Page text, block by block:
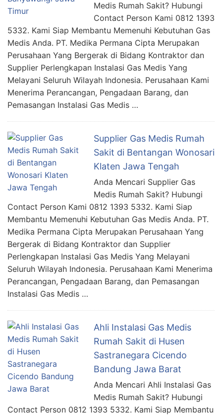
Medis Rumah Sakit? Hubungi
Contact Person Kami 0812 1393
5332. Kami Siap Membantu Memenuhi Kebutuhan Gas
Medis Anda. PT. Medika Permana Cipta Merupakan
Perusahaan Yang Bergerak di Bidang Kontraktor dan
Supplier Perlengkapan Instalasi Gas Medis Yang
Melayani Seluruh Wilayah Indonesia. Perusahaan Kami
Menerima Perancangan, Pengadaan Barang, dan
Pemasangan Instalasi Gas Medis …
Supplier Gas Medis Rumah
Sakit di Bentangan Wonosari
Klaten Jawa Tengah
Anda Mencari Supplier Gas
Medis Rumah Sakit? Hubungi
Contact Person Kami 0812 1393 5332. Kami Siap
Membantu Memenuhi Kebutuhan Gas Medis Anda. PT.
Medika Permana Cipta Merupakan Perusahaan Yang
Bergerak di Bidang Kontraktor dan Supplier
Perlengkapan Instalasi Gas Medis Yang Melayani
Seluruh Wilayah Indonesia. Perusahaan Kami Menerima
Perancangan, Pengadaan Barang, dan Pemasangan
Instalasi Gas Medis …
Ahli Instalasi Gas Medis
Rumah Sakit di Husen
Sastranegara Cicendo
Bandung Jawa Barat
Anda Mencari Ahli Instalasi Gas
Medis Rumah Sakit? Hubungi
Contact Person 0812 1393 5332. Kami Siap Membantu